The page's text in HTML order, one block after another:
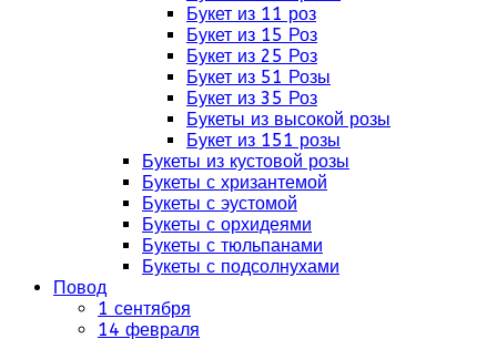
Букет из 11 роз
Букет из 15 Роз
Букет из 25 Роз
Букет из 51 Розы
Букет из 35 Роз
Букеты из высокой розы
Букет из 151 розы
Букеты из кустовой розы
Букеты с хризантемой
Букеты с эустомой
Букеты с орхидеями
Букеты с тюльпанами
Букеты с подсолнухами
Повод
1 сентября
14 февраля